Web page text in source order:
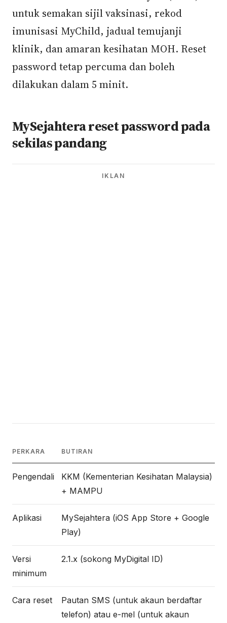
untuk semakan sijil vaksinasi, rekod
imunisasi MyChild, jadual temujanji
klinik, dan amaran kesihatan MOH. Reset
password tetap percuma dan boleh
dilakukan dalam 5 minit.
MySejahtera reset password pada
sekilas pandang
IKLAN
PERKARA BUTIRAN
Pengendali
KKM (Kementerian Kesihatan Malaysia)
+ MAMPU
Aplikasi
MySejahtera (iOS App Store + Google
Play)
Versi
minimum
2.1.x (sokong MyDigital ID)
Cara reset
Pautan SMS (untuk akaun berdaftar
telefon) atau e-mel (untuk akaun